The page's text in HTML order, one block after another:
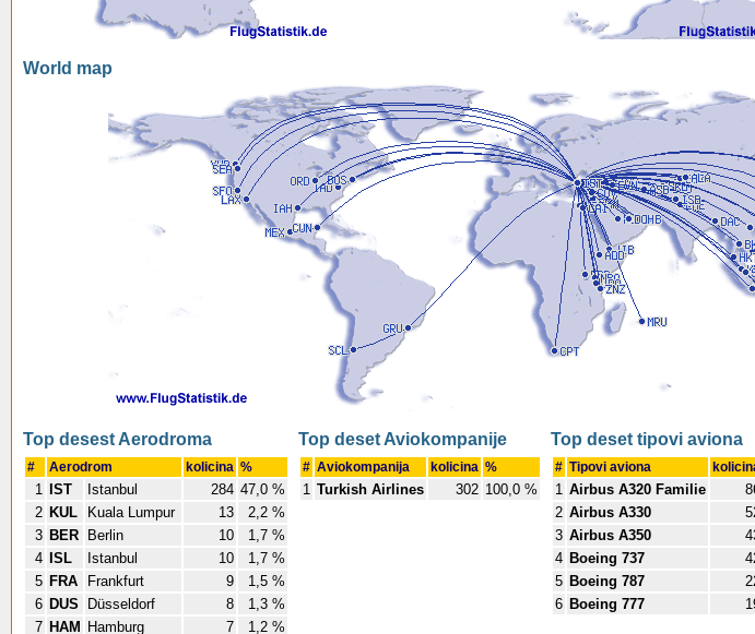
World map
Top desest Aerodroma
# Aerodrom kolicina %
1 IST Istanbul 284 47,0 %
2 KUL Kuala Lumpur 13
2,2 %
3 BER Berlin 10
1,7 %
4
ISL Istanbul 10
1,7 %
5 FRA Frankfurt 9
1,5 %
6 DUS Düsseldorf 8
1,3 %
7 HAM Hamburg 7 1,2 %
Top deset Aviokompanije
# Aviokompanija kolicina %
1 Turkish Airlines 302 100,0 %
Top deset tipovi aviona
# Tipovi aviona
1 Airbus A320 Familie
2 Airbus A330
3 Airbus A350
4 Boeing 737
5 Boeing 787
6 Boeing 777